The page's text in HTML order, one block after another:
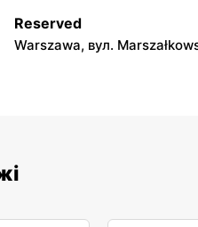
Reserved
Warszawa, вул.